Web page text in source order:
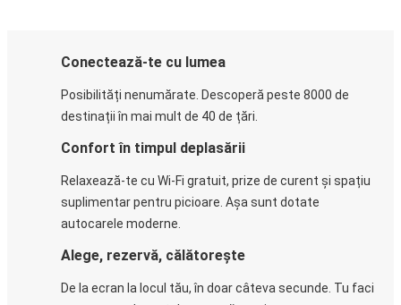
Conectează-te cu lumea
Posibilități nenumărate. Descoperă peste 8000 de
destinații în mai mult de 40 de țări.
Confort în timpul deplasării
Relaxează-te cu Wi-Fi gratuit, prize de curent și spațiu
suplimentar pentru picioare. Așa sunt dotate
autocarele moderne.
Alege, rezervă, călătorește
De la ecran la locul tău, în doar câteva secunde. Tu faci